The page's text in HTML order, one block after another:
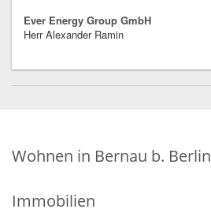
Ever Energy Group GmbH
Herr Alexander Ramin
Wohnen in Bernau b. Berlin
Immobilien